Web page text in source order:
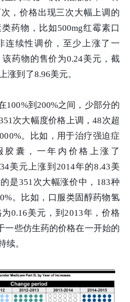
，价格出现三次大幅上调的
药物，比如500mg红霉素口
连续性调价，至少上涨了一
药物的售价为0.24美元，截
涨到了8.96美元。
100%到200%之间，少部分的
次大幅度价格上调，48次超
。比如，用于治疗强迫症
胶囊，一年内价格上涨了
美元上涨到2014年的8.43美
是351次大幅涨价中，183种
。比如，口服类固醇药物氢
0.16美元，到2013年，价格
一些仿生药的价格在一开始的
续。